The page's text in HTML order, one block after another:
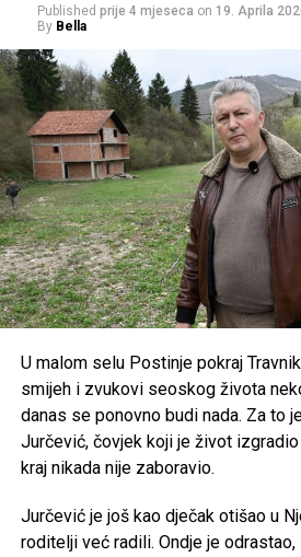
Podsjetimo, Melina se jučer udala
Monaku. Nakon toga par je jahtom
gdje je u večernjim satima počelo i
dana.
Share Post
Share
Tweet
Mail
Published prije 4 mjeseca on 19. Aprila
By Bella
U malom selu Postinje pokraj
smijeh i zvukovi seoskog života
danas se ponovno budi nada. Za to
Jurčević, čovjek koji je život
kraj nikada nije zaboravio.
Jurčević je još kao dječak otišao u
roditelji već radili. Ondje je